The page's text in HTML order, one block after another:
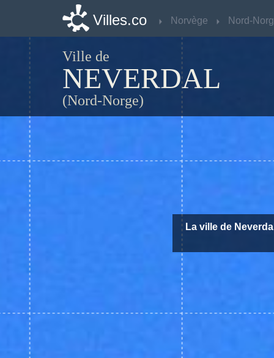
Villes.co Norvège Nord-
Ville de
NEVERDAL
(Nord-Norge)
La ville de
Villes.co Norvège Nord-